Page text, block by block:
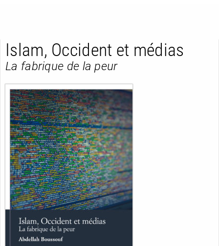
RETOUR
À PARAÎTRE
NOUVEAUTÉS
RETOUR
AVIS
RETOUR
A LA UNE
Islam, Occident et médias
La fabrique de la peur